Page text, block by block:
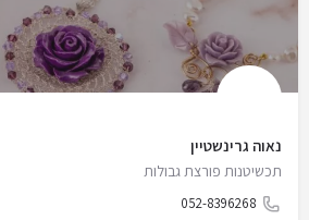
נאוה גרינשטיין
תכשיטנות פורצת גבולות
052-8396268